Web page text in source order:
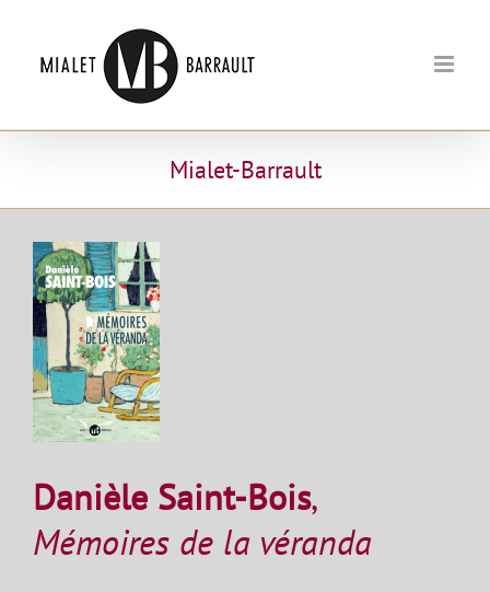
Mialet-Barrault
Danièle Saint-Bois,
Mémoires de la véranda